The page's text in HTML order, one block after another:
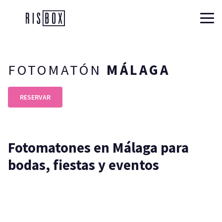
Risbox
FOTOMATÓN MÁLAGA
RESERVAR
Fotomatones en Málaga para
bodas, fiestas y eventos